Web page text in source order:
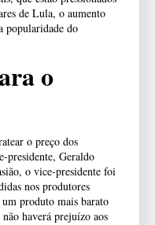
de Lula, o aumento
popularidade do
o
o preço dos
presidente, Geraldo
o vice-presidente foi
nos produtores
produto mais barato
haverá prejuízo aos